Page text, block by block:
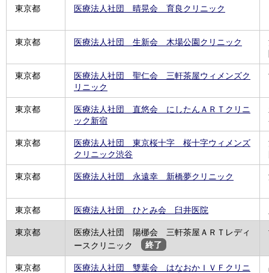
東京都 医療法人社団 晴晃会 育良クリニック
東京都 医療法人社団 生新会 木場公園クリニック
東京都
医療法人社団 聖仁会 三軒茶屋ウィメンズク
リニック
東京都
医療法人社団 直悠会 にしたんＡＲＴクリニ
ック新宿
東京都
医療法人社団 東京桜十字 桜十字ウィメンズ
クリニック渋谷
東京都 医療法人社団 永遠幸 新橋夢クリニック
東京都 医療法人社団 ひとみ会 臼井医院
東京都
医療法人社団 陽梛会 三軒茶屋ＡＲＴレディ
ースクリニック
終了
東京都
医療法人社団 雙葉会 はなおかＩＶＦクリニ